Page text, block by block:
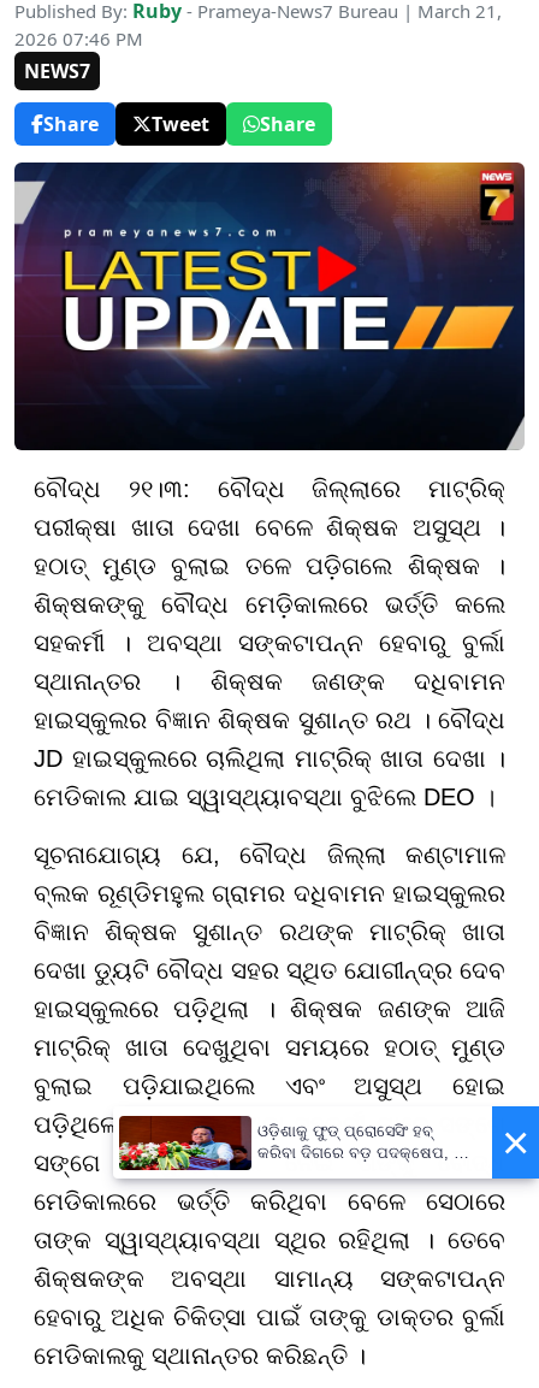
Published By: Ruby - Prameya-News7 Bureau | March 21,
2026 07:46 PM
NEWS7
Share
Tweet Share
ବୌଦ୍ଧ ୨୧।୩: ବୌଦ୍ଧ ଜିଲ୍ଲାରେ ମାଟ୍ରିକ୍
ପରୀକ୍ଷା ଖାତା ଦେଖା ବେଳେ ଶିକ୍ଷକ ଅସୁସ୍ଥ ।
ହଠାତ୍ ମୁଣ୍ଡ ବୁଲାଇ ତଳେ ପଡ଼ିଗଲେ ଶିକ୍ଷକ ।
ଶିକ୍ଷକଙ୍କୁ ବୌଦ୍ଧ ମେଡ଼ିକାଲରେ ଭର୍ତ୍ତି କଲେ
ସହକର୍ମୀ । ଅବସ୍ଥା ସଙ୍କଟାପନ୍ନ ହେବାରୁ ବୁର୍ଲା
ସ୍ଥାନାନ୍ତର । ଶିକ୍ଷକ ଜଣଙ୍କ ଦଧିବାମନ
ହାଇସ୍କୁଲର ବିଜ୍ଞାନ ଶିକ୍ଷକ ସୁଶାନ୍ତ ରଥ । ବୌଦ୍ଧ
JD ହାଇସ୍କୁଲରେ ଚାଲିଥିଲା ମାଟ୍ରିକ୍ ଖାତା ଦେଖା ।
ମେଡିକାଲ ଯାଇ ସ୍ୱାସ୍ଥ୍ୟାବସ୍ଥା ବୁଝିଲେ DEO ।
ସୂଚନାଯୋଗ୍ୟ ଯେ, ବୌଦ୍ଧ ଜିଲ୍ଲା କଣ୍ଟାମାଳ
ବ୍ଲକ ରୂଣ୍ଡିମହୁଲ ଗ୍ରାମର ଦଧିବାମନ ହାଇସ୍କୁଲର
ବିଜ୍ଞାନ ଶିକ୍ଷକ ସୁଶାନ୍ତ ରଥଙ୍କ ମାଟ୍ରିକ୍ ଖାତା
ଦେଖା ଡ୍ୟୁଟି ବୌଦ୍ଧ ସହର ସ୍ଥିତ ଯୋଗୀନ୍ଦ୍ର ଦେବ
ହାଇସ୍କୁଲରେ ପଡ଼ିଥିଲା । ଶିକ୍ଷକ ଜଣଙ୍କ ଆଜି
ମାଟ୍ରିକ୍ ଖାତା ଦେଖୁଥିବା ସମୟରେ ହଠାତ୍ ମୁଣ୍ଡ
ବୁଲାଇ ପଡ଼ିଯାଇଥିଲେ ଏବଂ ଅସୁସ୍ଥ ହୋଇ
ପଡ଼ିଥିଲେ । ନିକଟରେ ଥିବା ସହକର୍ମୀ ମାନେ ସଙ୍ଗେ
ସଙ୍ଗେ ଆମ୍ବୁଲାନ୍ସରେ ନେଇ ତାଙ୍କୁ ବୌଦ୍ଧ
ମେଡିକାଲରେ ଭର୍ତ୍ତି କରିଥିବା ବେଳେ ସେଠାରେ
ତାଙ୍କ ସ୍ୱାସ୍ଥ୍ୟାବସ୍ଥା ସ୍ଥିର ରହିଥିଲା । ତେବେ
ଶିକ୍ଷକଙ୍କ ଅବସ୍ଥା ସାମାନ୍ୟ ସଙ୍କଟାପନ୍ନ
ହେବାରୁ ଅଧିକ ଚିକିତ୍ସା ପାଇଁ ତାଙ୍କୁ ଡାକ୍ତର ବୁର୍ଲା
ମେଡିକାଲକୁ ସ୍ଥାନାନ୍ତର କରିଛନ୍ତି ।
×
ଓଡ଼ିଶାକୁ ଫୁଡ୍ ପ୍ରୋସେସିଂ ହବ୍
କରିବା ଦିଗରେ ବଡ଼ ପଦକ୍ଷେପ, ୪୨
ହଜାରରୁ ଅଧିକ ନିଯୁକ୍ତି ସୁଯୋଗ